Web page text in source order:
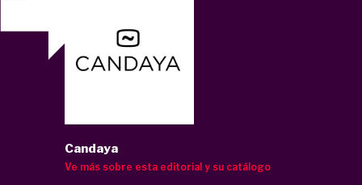
Candaya
Ve más sobre esta editorial y su catálogo